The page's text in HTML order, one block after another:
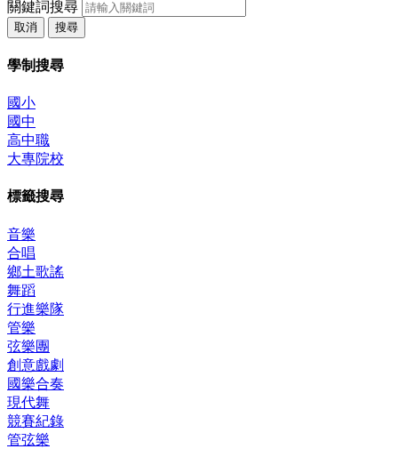
關鍵詞搜尋
取消 搜尋
學制搜尋
國小
國中
高中職
大專院校
標籤搜尋
音樂
合唱
鄉土歌謠
舞蹈
行進樂隊
管樂
弦樂團
創意戲劇
國樂合奏
現代舞
競賽紀錄
管弦樂